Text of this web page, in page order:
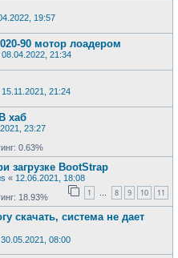
19:57
90 мотор лоадером
08.04.2022, 21:34
15.11.2021, 21:24
хаб
23:27
0.63%
загрузке BootStrap
« 12.06.2021, 18:08
1 … 8 9 10 11
18.93%
скачать, система не дает
30.05.2021, 08:00